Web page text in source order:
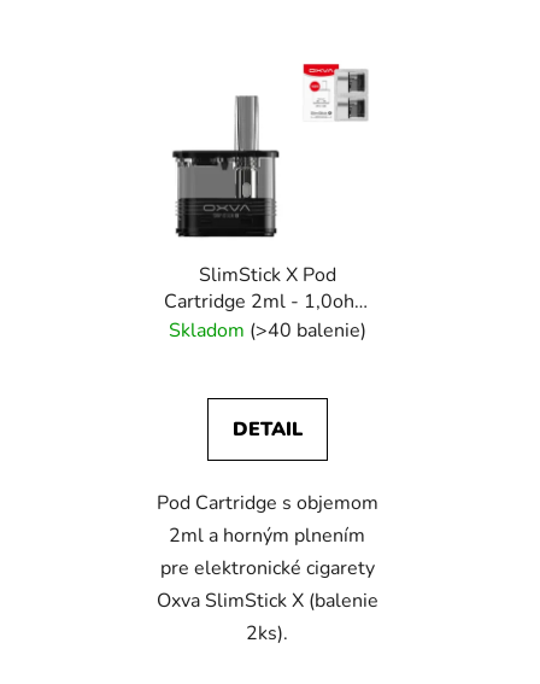
SlimStick X Pod
Cartridge 2ml - 1,0ohm
(bal. 2ks) - Oxva
Skladom (>40 balenie)
DETAIL
Pod Cartridge s objemom
2ml a horným plnením
pre elektronické cigarety
Oxva SlimStick X (balenie
2ks).